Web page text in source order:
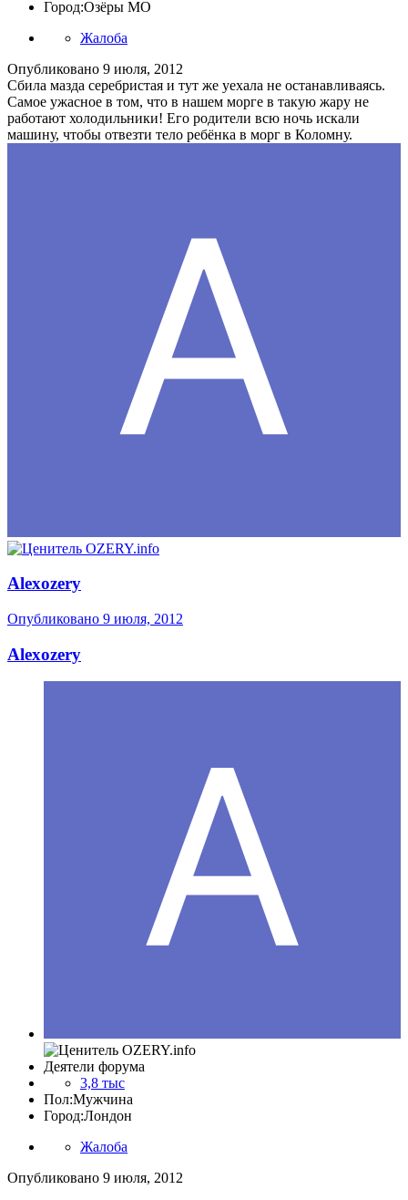
Город:Озёры МО
Жалоба
Опубликовано 9 июля, 2012
Сбила мазда серебристая и тут же уехала не останавливаясь.
Самое ужасное в том, что в нашем морге в такую жару не
работают холодильники! Его родители всю ночь искали
машину, чтобы отвезти тело ребёнка в морг в Коломну.
Alexozery
Опубликовано 9 июля, 2012
Alexozery
Деятели форума
3,8 тыс
Пол:Мужчина
Город:Лондон
Жалоба
Опубликовано 9 июля, 2012